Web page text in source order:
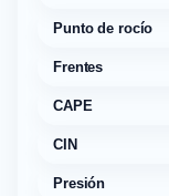
Punto de rocío
Frentes
CAPE
CIN
Presión